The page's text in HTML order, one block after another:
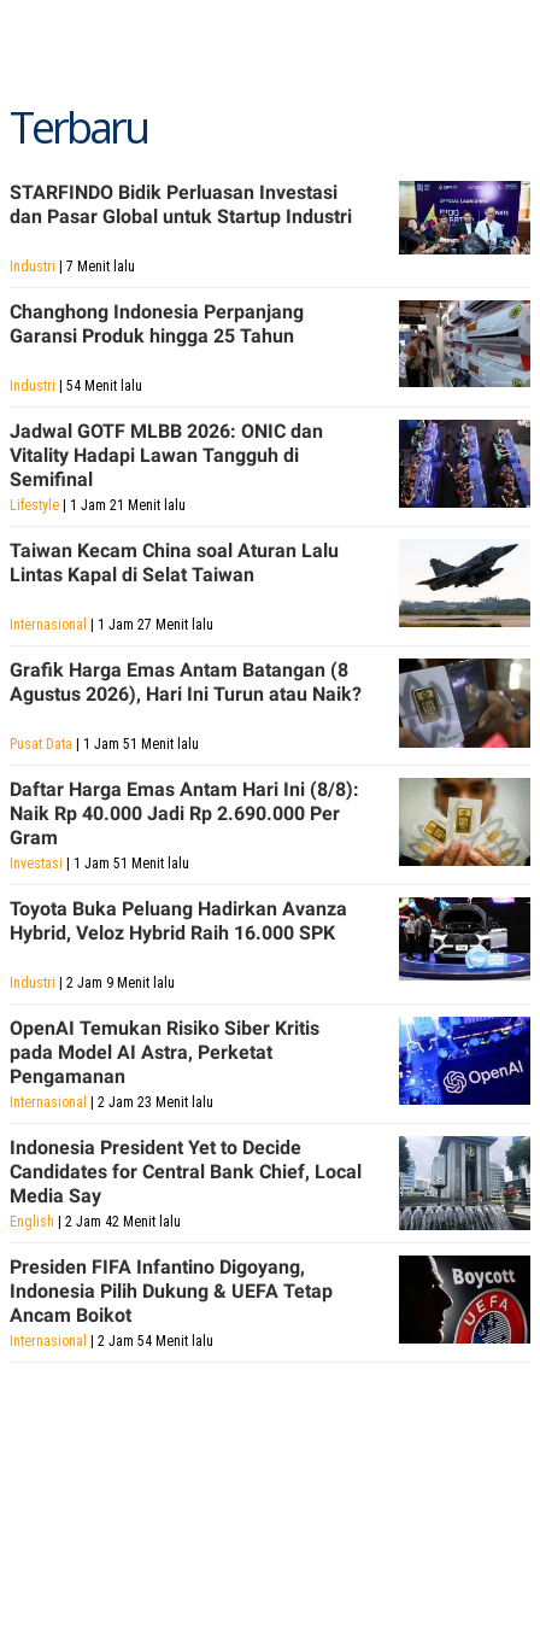
Terbaru
STARFINDO Bidik Perluasan Investasi
dan Pasar Global untuk Startup Industri
Industri | 7 Menit lalu
Changhong Indonesia Perpanjang
Garansi Produk hingga 25 Tahun
Industri | 54 Menit lalu
Jadwal GOTF MLBB 2026: ONIC dan
Vitality Hadapi Lawan Tangguh di
Semifinal
Lifestyle | 1 Jam 21 Menit lalu
Taiwan Kecam China soal Aturan Lalu
Lintas Kapal di Selat Taiwan
Internasional | 1 Jam 27 Menit lalu
Grafik Harga Emas Antam Batangan (8
Agustus 2026), Hari Ini Turun atau Naik?
Pusat Data | 1 Jam 51 Menit lalu
Daftar Harga Emas Antam Hari Ini (8/8):
Naik Rp 40.000 Jadi Rp 2.690.000 Per
Gram
Investasi | 1 Jam 51 Menit lalu
Toyota Buka Peluang Hadirkan Avanza
Hybrid, Veloz Hybrid Raih 16.000 SPK
Industri | 2 Jam 9 Menit lalu
OpenAI Temukan Risiko Siber Kritis
pada Model AI Astra, Perketat
Pengamanan
Internasional | 2 Jam 23 Menit lalu
Indonesia President Yet to Decide
Candidates for Central Bank Chief, Local
Media Say
English | 2 Jam 42 Menit lalu
Presiden FIFA Infantino Digoyang,
Indonesia Pilih Dukung & UEFA Tetap
Ancam Boikot
Internasional | 2 Jam 54 Menit lalu